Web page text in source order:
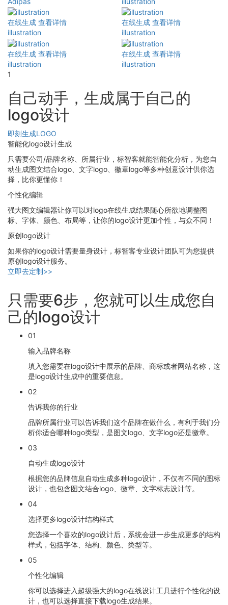
在线生成 查看详情
illustration
在线生成 查看详情
illustration
在线生成 查看详情
illustration
在线生成 查看详情
illustration
1
自己动手，生成属于自己的
logo设计
即刻生成LOGO
智能化logo设计生成
只需要公司/品牌名称、所属行业，标智客就能智能化分析，为您自
动生成图文结合logo、文字logo、徽章logo等多种创意设计供你选
择，比你更懂你！
个性化编辑
强大图文编辑器让你可以对logo在线生成结果随心所欲地调整图
标、字体、颜色、布局等，让你的logo设计更加个性，与众不同！
原创logo设计
如果你的logo设计需要量身设计，标智客专业设计团队可为您提供
原创logo设计服务。
立即去定制>>
只需要6步，您就可以生成您自
己的logo设计
01
输入品牌名称
填入您需要在logo设计中展示的品牌、商标或者网站名称，这
是logo设计生成中的重要信息。
02
告诉我你的行业
品牌所属行业可以告诉我们这个品牌在做什么，有利于我们分
析你适合哪种logo类型，是图文logo、文字logo还是徽章。
03
自动生成logo设计
根据您的品牌信息自动生成多种logo设计，不仅有不同的图标
设计，也包含图文结合logo、徽章、文字标志设计等。
04
选择更多logo设计结构样式
您选择一个喜欢的logo设计后，系统会进一步生成更多的结构
样式，包括字体、结构、颜色、类型等。
05
个性化编辑
你可以选择进入超级强大的logo在线设计工具进行个性化的设
计，也可以选择直接下载logo生成结果。